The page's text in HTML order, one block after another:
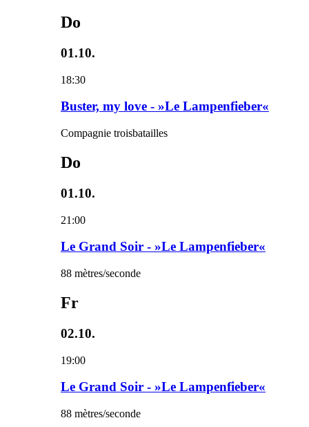
Do
01.10.
18:30
Buster, my love - »Le Lampenfieber«
Compagnie troisbatailles
Do
01.10.
21:00
Le Grand Soir - »Le Lampenfieber«
88 mètres/seconde
Fr
02.10.
19:00
Le Grand Soir - »Le Lampenfieber«
88 mètres/seconde